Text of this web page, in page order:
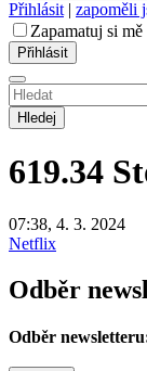
Přihlásit | zapoměli
Zapamatuj si mě
Hledej
619.34
07:38, 4. 3. 2024
Netflix
Odběr
Odběr